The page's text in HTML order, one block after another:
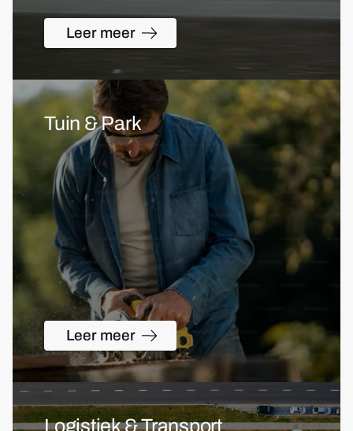
Leer meer
Tuin & Park
Leer meer
Logistiek & Transport